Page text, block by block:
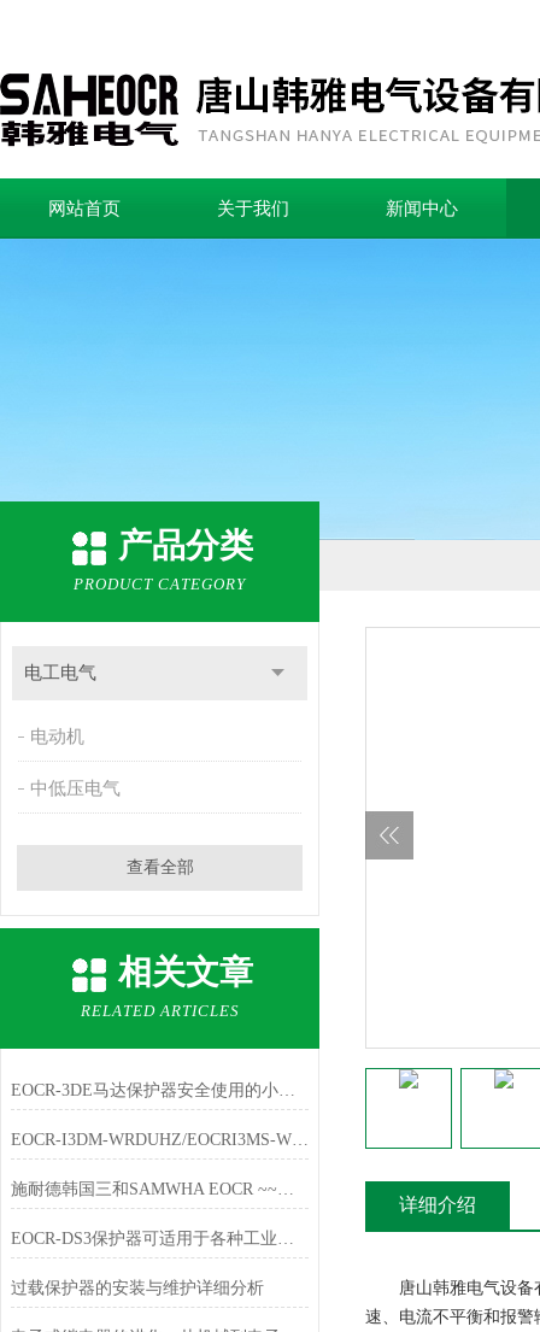
网站首页 关于我们 新闻中心
产品分类
PRODUCT CATEGORY
电工电气
电动机
中低压电气
查看全部
相关文章
RELATED ARTICLES
EOCR-3DE马达保护器安全使用的小技巧分享
EOCR-I3DM-WRDUHZ/EOCRI3MS-WRDUHZ施耐德原装电动机保护器简介
施耐德韩国三和SAMWHA EOCR ~~唐山韩雅电气春节放假通知
EOCR-DS3保护器可适用于各种工业环境中
过载保护器的安装与维护详细分析
详细介绍
唐山韩雅电气设备有
速、电流不平衡和报警